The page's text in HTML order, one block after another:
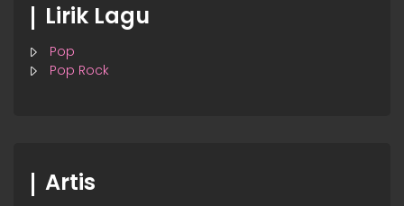
Lirik Lagu
Pop
Pop Rock
Artis